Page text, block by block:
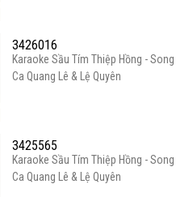
3426016
Karaoke Sầu Tím Thiệp Hồng - Song
Ca Quang Lê & Lệ Quyên
3425565
Karaoke Sầu Tím Thiệp Hồng - Song
Ca Quang Lê & Lệ Quyên